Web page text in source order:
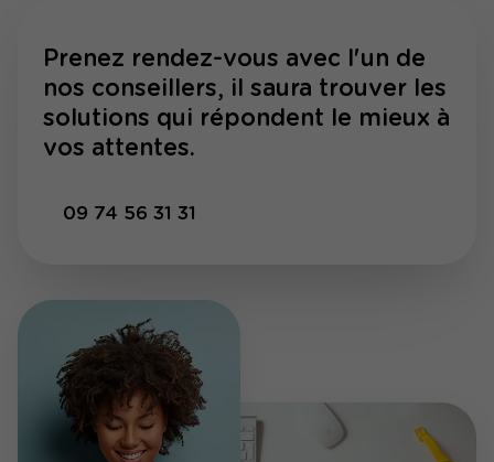
Prenez rendez-vous avec l'un de
nos conseillers, il saura trouver les
solutions qui répondent le mieux à
vos attentes.
09 74 56 31 31